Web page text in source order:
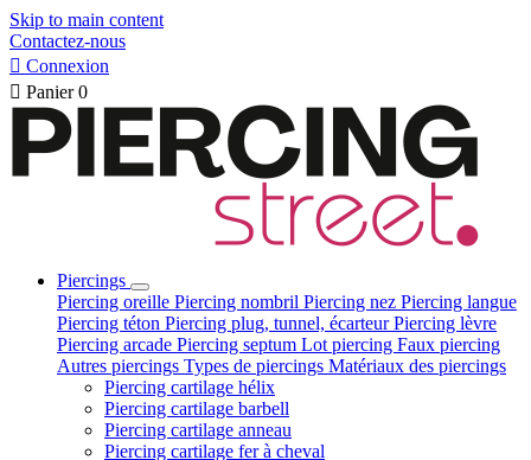
Skip to main content
Contactez-nous
 Connexion
 Panier 0
Piercings
Piercing oreille Piercing nombril Piercing nez Piercing langue
Piercing téton Piercing plug, tunnel, écarteurPiercing lèvre
Piercing arcade Piercing septum Lot piercing Faux piercing
Autres piercings Types de piercings Matériaux des piercings
Piercing cartilage hélix
Piercing cartilage barbell
Piercing cartilage anneau
Piercing cartilage fer à cheval